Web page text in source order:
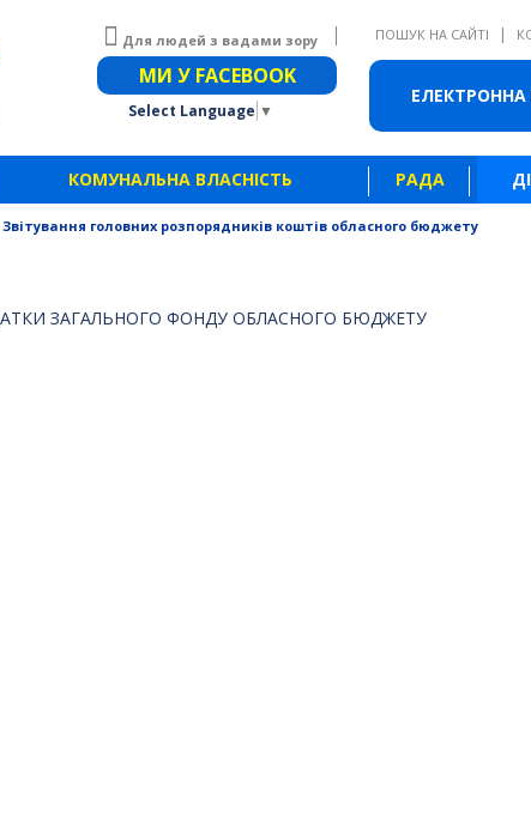
Для людей з вадами зору Звичайна версія сайту
МИ У FACEBOOK
Select Language ▼
ПОШУК НА САЙТІ |
КОМУНАЛЬНА ВЛАСНІСТЬ РАДА
Звітування головних розпорядників коштів обласного бюджету
ЗАГАЛЬНОГО ФОНДУ ОБЛАСНОГО БЮДЖЕТУ